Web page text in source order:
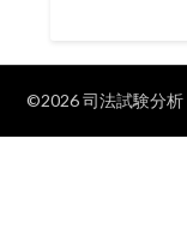
©2026 司法試験分析